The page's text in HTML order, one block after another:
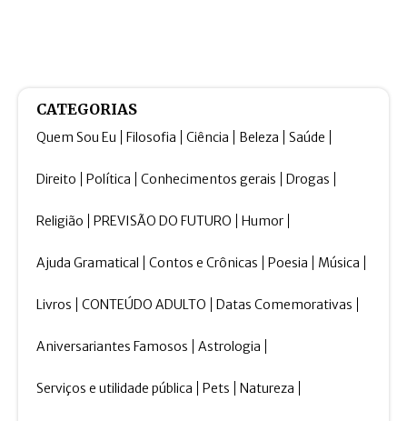
CATEGORIAS
Quem Sou Eu Filosofia Ciência Beleza Saúde
Direito Política Conhecimentos gerais Drogas
Religião PREVISÃO DO FUTURO Humor
Ajuda Gramatical Contos e Crônicas Poesia Música
Livros CONTEÚDO ADULTO Datas Comemorativas
Aniversariantes Famosos Astrologia
Serviços e utilidade pública Pets Natureza